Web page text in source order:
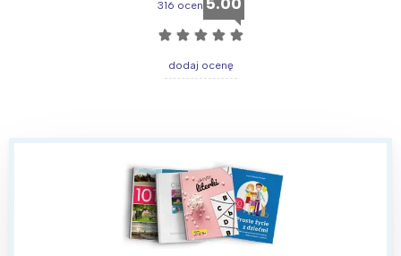
316 ocen
☆ ☆ ☆ ☆ ☆
dodaj ocenę
Interesują mnie wydarzenia z
tego regionu: